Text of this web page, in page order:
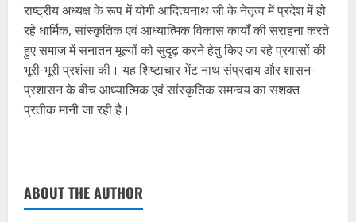
राष्ट्रीय अध्यक्ष के रूप में योगी आदित्यनाथ जी के नेतृत्व में प्रदेश में हो
रहे धार्मिक, सांस्कृतिक एवं आध्यात्मिक विकास कार्यों की सराहना करते
हुए समाज में सनातन मूल्यों को सुदृढ़ करने हेतु किए जा रहे प्रयासों की
भूरी-भूरी प्रशंसा की। यह शिष्टाचार भेंट नाथ संप्रदाय और शासन-
प्रशासन के बीच आध्यात्मिक एवं सांस्कृतिक समन्वय का सशक्त
प्रतीक मानी जा रही है।
ABOUT THE AUTHOR